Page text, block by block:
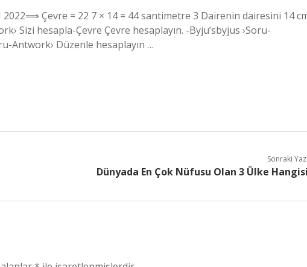
Çevre = 22 7 × 14 = 44 santimetre 3 Dairenin dairesini 14
Sizi hesapla-Çevre Çevre hesaplayın. -Byju’sbyjus ›Soru-
Antwork› Düzenle hesaplayın …
Sonraki Yazı
Dünyada En Çok Nüfusu Olan 3 Ülke Hangisi